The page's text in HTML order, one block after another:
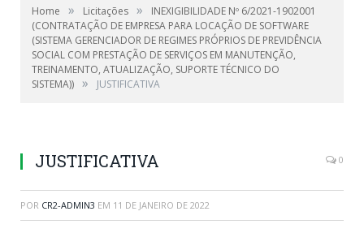
Home » Licitações »
INEXIGIBILIDADE Nº 6/2021-1902001
(CONTRATAÇÃO DE EMPRESA PARA LOCAÇÃO DE SOFTWARE
(SISTEMA GERENCIADOR DE REGIMES PRÓPRIOS DE PREVIDÊNCIA
SOCIAL COM PRESTAÇÃO DE SERVIÇOS EM MANUTENÇÃO,
TREINAMENTO, ATUALIZAÇÃO, SUPORTE TÉCNICO DO
SISTEMA)) » JUSTIFICATIVA
JUSTIFICATIVA 0
POR CR2-ADMIN3 EM 11 DE JANEIRO DE 2022